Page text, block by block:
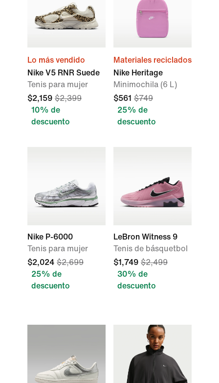
Lo más vendido
Nike V5 RNR Suede
Tenis para mujer
$2,159 $2,399
10% de
descuento
Materiales reciclados
Nike Heritage
Minimochila (6 L)
$561 $749
25% de
descuento
Nike P-6000
Tenis para mujer
$2,024 $2,699
25% de
descuento
LeBron Witness 9
Tenis de básquetbol
$1,749 $2,499
30% de
descuento